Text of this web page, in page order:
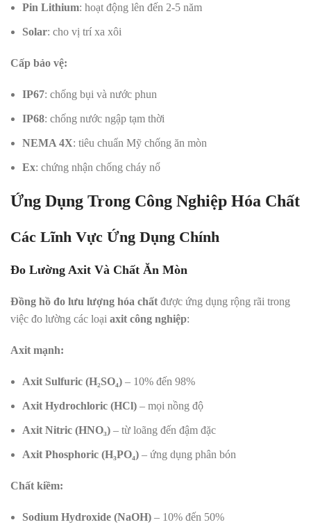
Pin Lithium: hoạt động lên đến 2-5 năm
Solar: cho vị trí xa xôi
Cấp bảo vệ:
IP67: chống bụi và nước phun
IP68: chống nước ngập tạm thời
NEMA 4X: tiêu chuẩn Mỹ chống ăn mòn
Ex: chứng nhận chống cháy nổ
Ứng Dụng Trong Công Nghiệp Hóa Chất
Các Lĩnh Vực Ứng Dụng Chính
Đo Lường Axit Và Chất Ăn Mòn
Đồng hồ đo lưu lượng hóa chất được ứng dụng rộng rãi trong
việc đo lường các loại axit công nghiệp:
Axit mạnh:
Axit Sulfuric (H₂SO₄) – 10% đến 98%
Axit Hydrochloric (HCl) – mọi nồng độ
Axit Nitric (HNO₃) – từ loãng đến đậm đặc
Axit Phosphoric (H₃PO₄) – ứng dụng phân bón
Chất kiềm:
Sodium Hydroxide (NaOH) – 10% đến 50%